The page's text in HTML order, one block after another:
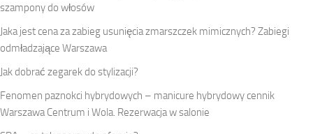
szampony do włosów
Jaka jest cena za zabieg usunięcia zmarszczek mimicznych? Zabiegi
odmładzające Warszawa
Jak dobrać zegarek do stylizacji?
Fenomen paznokci hybrydowych – manicure hybrydowy cennik
Warszawa Centrum i Wola. Rezerwacja w salonie